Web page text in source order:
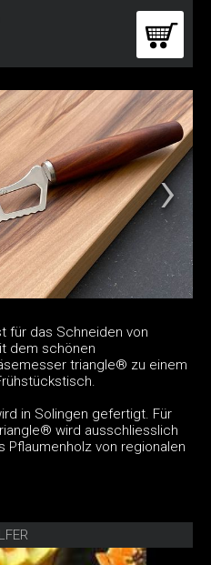
für das Schneiden von
dem schönen
triangle® zu einem
in Solingen gefertigt. Für
wird ausschliesslich
Pflaumenholz von regionalen